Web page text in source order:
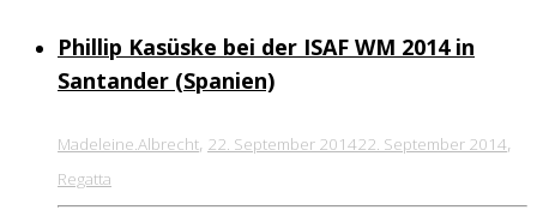
Phillip Kasüske bei der ISAF WM 2014 in
Santander (Spanien)
Madeleine.Albrecht, 22. September 201422. September 2014,
Regatta